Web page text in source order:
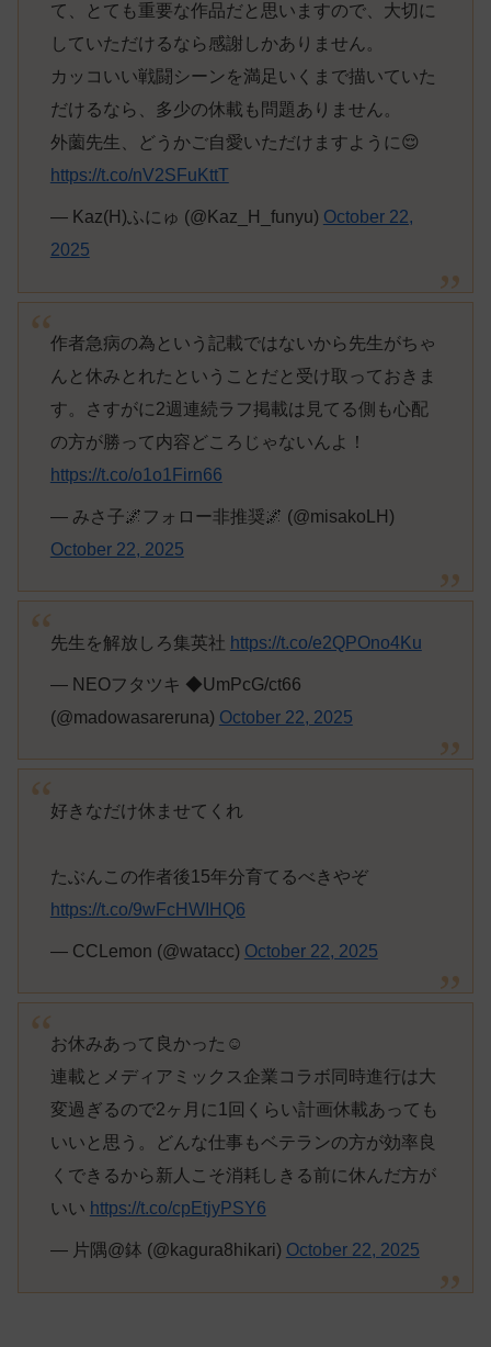
て、とても重要な作品だと思いますので、大切に
していただけるなら感謝しかありません。
カッコいい戦闘シーンを満足いくまで描いていた
だけるなら、多少の休載も問題ありません。
外薗先生、どうかご自愛いただけますように😌
https://t.co/nV2SFuKttT
— Kaz(H)ふにゅ (@Kaz_H_funyu) October 22,
2025
作者急病の為という記載ではないから先生がちゃ
んと休みとれたということだと受け取っておきま
す。さすがに2週連続ラフ掲載は見てる側も心配
の方が勝って内容どころじゃないんよ！
https://t.co/o1o1Firn66
— みさ子🌌フォロー非推奨🌌 (@misakoLH)
October 22, 2025
先生を解放しろ集英社 https://t.co/e2QPOno4Ku
— NEOフタツキ ◆UmPcG/ct66
(@madowasareruna) October 22, 2025
好きなだけ休ませてくれ
たぶんこの作者後15年分育てるべきやぞ
https://t.co/9wFcHWIHQ6
— CCLemon (@watacc) October 22, 2025
お休みあって良かった☺️
連載とメディアミックス企業コラボ同時進行は大
変過ぎるので2ヶ月に1回くらい計画休載あっても
いいと思う。どんな仕事もベテランの方が効率良
くできるから新人こそ消耗しきる前に休んだ方が
いい https://t.co/cpEtjyPSY6
— 片隅@鉢 (@kagura8hikari) October 22, 2025